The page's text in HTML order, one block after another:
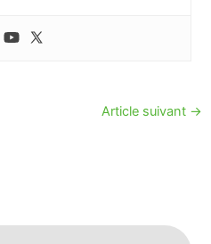
Article suivant →